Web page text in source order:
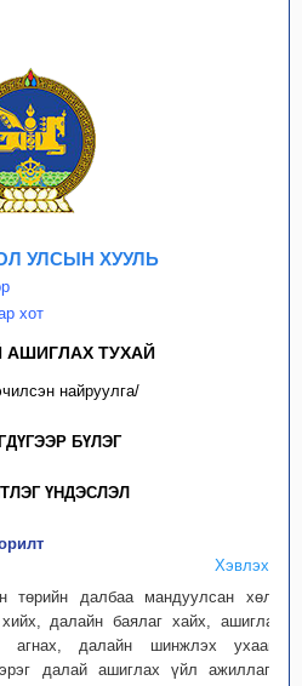
УЛСЫН ХУУЛЬ
хот
АШИГЛАХ ТУХАЙ
найруулга/
БҮЛЭГ
ҮНДЭСЛЭЛ
Хэвлэх
төрийн далбаа мандуулсан хөлөг
далайн баялаг хайх, ашиглах,
агнах, далайн шинжлэх ухааны
далай ашиглах үйл ажиллагаа